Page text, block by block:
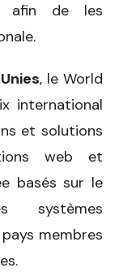
afin de les
, le World
international
et solutions
web et
basés sur le
systèmes
membres